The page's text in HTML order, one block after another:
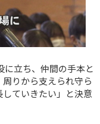
立ち、仲間の手本と
りから支えられ守ら
ていきたい」と決意